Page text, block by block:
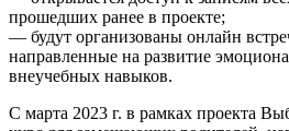
прошедших ранее в проекте;
— будут организованы онлайн
направленные на развитие
внеучебных навыков.
С марта 2023 г. в рамках проекта